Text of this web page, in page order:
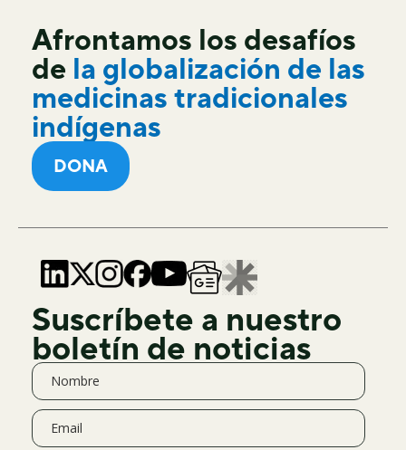
Afrontamos los desafíos
de la globalización de las
medicinas tradicionales
indígenas
DONA
Suscríbete a nuestro
boletín de noticias